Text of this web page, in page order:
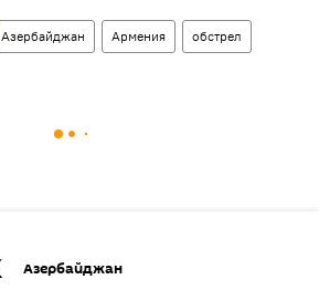
Азербайджан Армения обстрел
Азербайджан